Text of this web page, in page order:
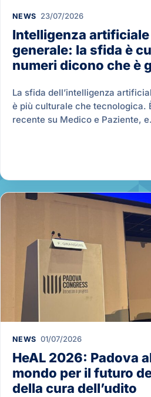
NEWS 23/07/2026
Intelligenza
generale: la sfida è
numeri dicono che è
La sfida dell’intelligenza
è più culturale che tecnologica.
recente su Medico e Paziente,
NEWS 01/07/2026
HeAL 2026: Padova
mondo per il futuro
della cura dell’udito